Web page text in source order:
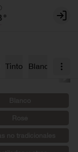
Login
Tinto Blanco